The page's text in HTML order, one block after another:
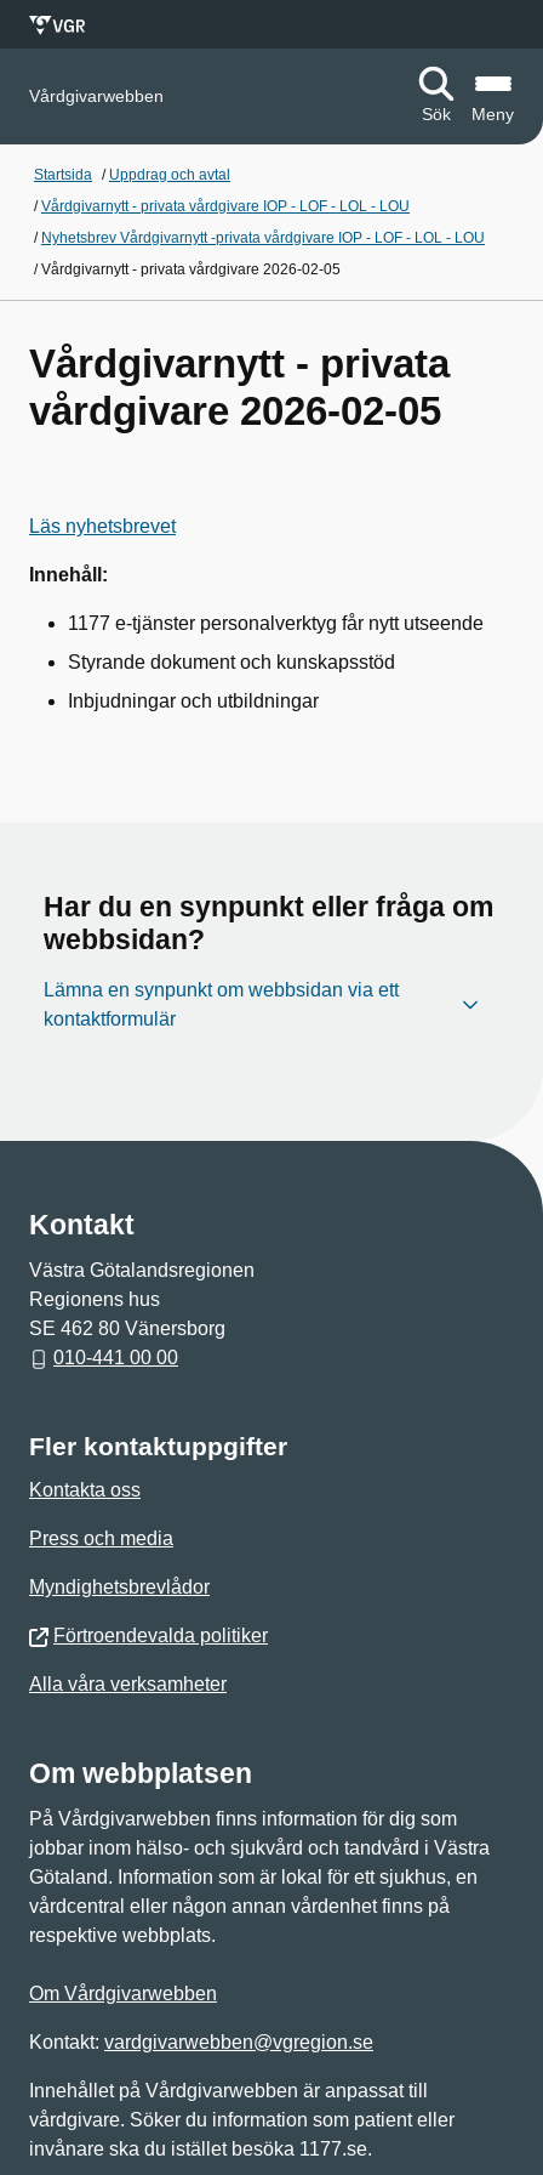
Vårdgivarwebben
Sök
Meny
Startsida / Uppdrag och avtal
/Vårdgivarnytt - privata vårdgivare IOP - LOF - LOL - LOU
/ Nyhetsbrev Vårdgivarnytt -privata vårdgivare IOP - LOF - LOL - LOU
/Vårdgivarnytt - privata vårdgivare 2026-02-05
Vårdgivarnytt - privata
vårdgivare 2026-02-05
Läs nyhetsbrevet
Innehåll:
1177 e-tjänster personalverktyg får nytt utseende
Styrande dokument och kunskapsstöd
Inbjudningar och utbildningar
Har du en synpunkt eller fråga om
webbsidan?
Lämna en synpunkt om webbsidan via ett
kontaktformulär
Kontakt
Västra Götalandsregionen
Regionens hus
SE 462 80 Vänersborg
010-441 00 00
Fler kontaktuppgifter
Kontakta oss
Press och media
Myndighetsbrevlådor
Förtroendevalda politiker
Alla våra verksamheter
Om webbplatsen
På Vårdgivarwebben finns information för dig som
jobbar inom hälso- och sjukvård och tandvård i Västra
Götaland. Information som är lokal för ett sjukhus, en
vårdcentral eller någon annan vårdenhet finns på
respektive webbplats.
Om Vårdgivarwebben
Kontakt: vardgivarwebben@vgregion.se
Innehållet på Vårdgivarwebben är anpassat till
vårdgivare. Söker du information som patient eller
invånare ska du istället besöka 1177.se.